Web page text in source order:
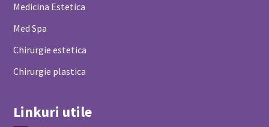
Medicina Estetica
Med Spa
Chirurgie estetica
Chirurgie plastica
Linkuri utile